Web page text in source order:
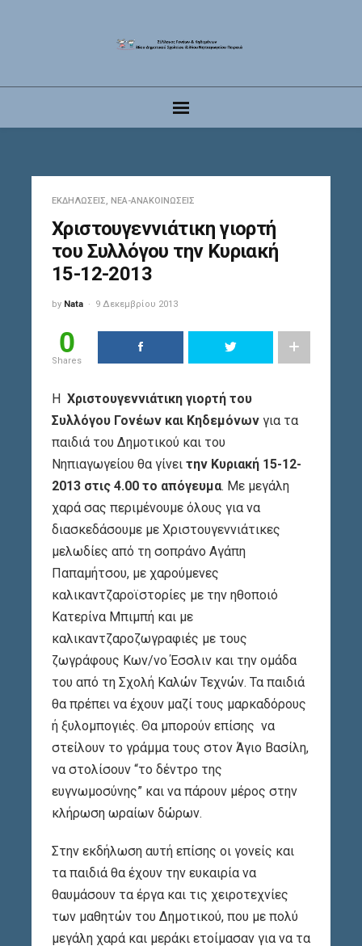
ΕΚΔΗΛΏΣΕΙΣ, ΝΈΑ-ΑΝΑΚΟΙΝΏΣΕΙΣ
Χριστουγεννιάτικη γιορτή
του Συλλόγου την Κυριακή
15-12-2013
by Nata 9 Δεκεμβρίου 2013
0
Shares
Η Χριστουγεννιάτικη γιορτή του
Συλλόγου Γονέων και Κηδεμόνων για τα
παιδιά του Δημοτικού και του
Νηπιαγωγείου θα γίνει την Κυριακή 15-12-
2013 στις 4.00 το απόγευμα. Με μεγάλη
χαρά σας περιμένουμε όλους για να
διασκεδάσουμε με Χριστουγεννιάτικες
μελωδίες από τη σοπράνο Αγάπη
Παπαμήτσου, με χαρούμενες
καλικαντζαροϊστορίες με την ηθοποιό
Κατερίνα Μπιμπή και με
καλικαντζαροζωγραφιές με τους
ζωγράφους Κων/νο Έσσλιν και την ομάδα
του από τη Σχολή Καλών Τεχνών. Τα παιδιά
θα πρέπει να έχουν μαζί τους μαρκαδόρους
ή ξυλομπογιές. Θα μπορούν επίσης να
στείλουν το γράμμα τους στον Άγιο Βασίλη,
να στολίσουν “το δέντρο της
ευγνωμοσύνης” και να πάρουν μέρος στην
κλήρωση ωραίων δώρων.
Στην εκδήλωση αυτή επίσης οι γονείς και
τα παιδιά θα έχουν την ευκαιρία να
θαυμάσουν τα έργα και τις χειροτεχνίες
των μαθητών του Δημοτικού, που με πολύ
μεγάλη χαρά και μεράκι ετοίμασαν για να τα